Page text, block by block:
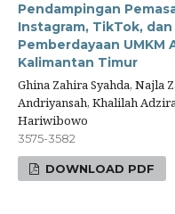
Pendampingan
Instagram, TikTok,
Pemberdayaan
Kalimantan Timur
Ghina Zahira Syahda, Najla
Andriyansah, Khalilah
Hariwibowo
3575-3582
DOWNLOAD PDF